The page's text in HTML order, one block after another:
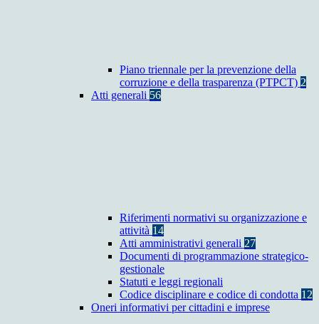
Piano triennale per la prevenzione della
corruzione e della trasparenza (PTPCT) 2
Atti generali 56
Riferimenti normativi su organizzazione e
attività 14
Atti amministrativi generali 27
Documenti di programmazione strategico-
gestionale
Statuti e leggi regionali
Codice disciplinare e codice di condotta 12
Oneri informativi per cittadini e imprese